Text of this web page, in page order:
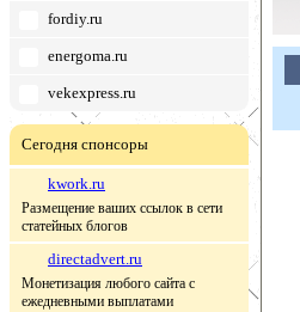
fordiy.ru
energoma.ru
vekexpress.ru
Сегодня спонсоры
kwork.ru
Размещение ваших ссылок в сети
статейных блогов
directadvert.ru
Монетизация любого сайта с
ежедневными выплатами